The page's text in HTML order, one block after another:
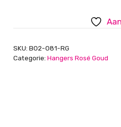
Swarovski
4320,
SKU: B02-081-RG
Categorie: Hangers Rosé Goud